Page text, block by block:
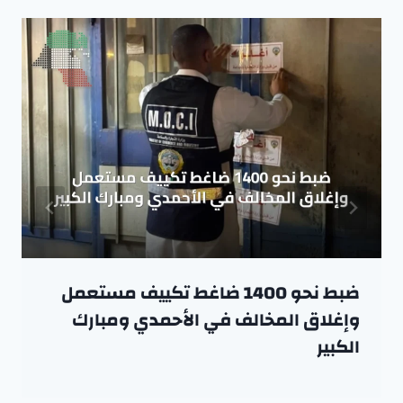
ضبط نحو 1400 ضاغط تكييف مستعمل
وإغلاق المخالف في الأحمدي ومبارك
الكبير